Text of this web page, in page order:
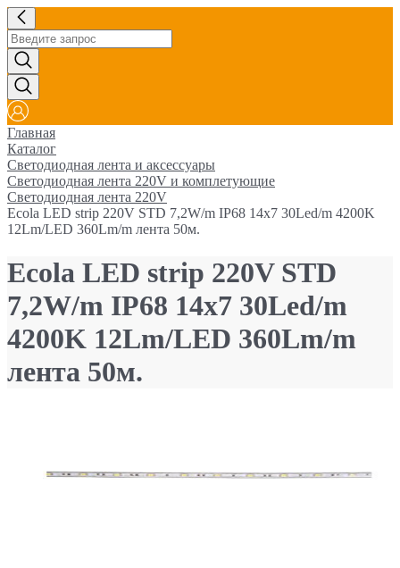
Главная
Каталог
Светодиодная лента и аксессуары
Светодиодная лента 220V и комплетующие
Светодиодная лента 220V
Ecola LED strip 220V STD 7,2W/m IP68 14x7 30Led/m 4200K
12Lm/LED 360Lm/m лента 50м.
Ecola LED strip 220V STD
7,2W/m IP68 14x7 30Led/m
4200K 12Lm/LED 360Lm/m
лента 50м.